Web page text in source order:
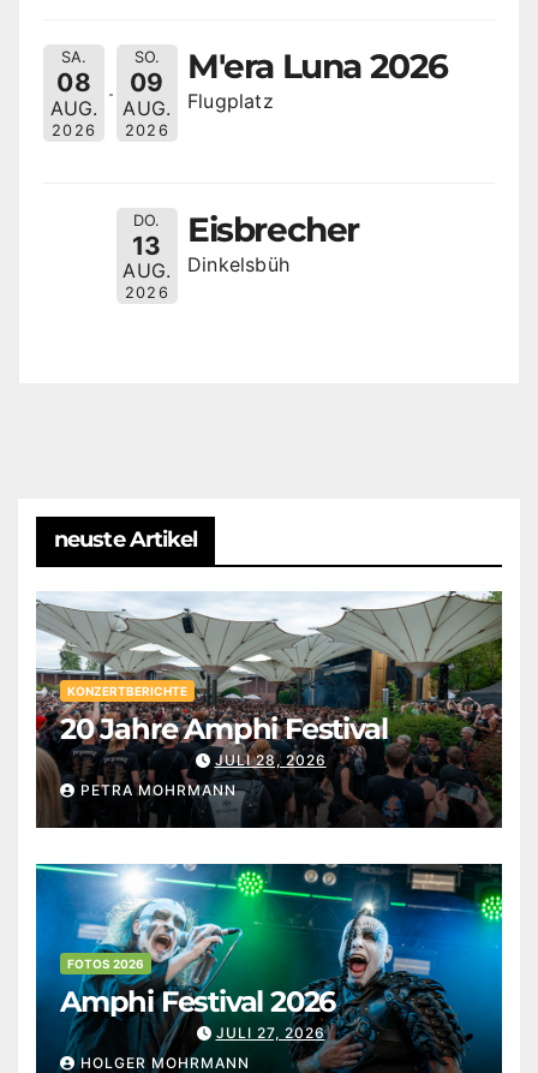
SA.
08
AUG.
2026
SO.
09
AUG.
2026
M'era Luna 2026
Flugplatz
DO.
13
AUG.
2026
Eisbrecher
Dinkelsbüh
neuste Artikel
KONZERTBERICHTE
20 Jahre Amphi Festival
JULI 28, 2026
PETRA MOHRMANN
FOTOS 2026
Amphi Festival 2026
JULI 27, 2026
HOLGER MOHRMANN